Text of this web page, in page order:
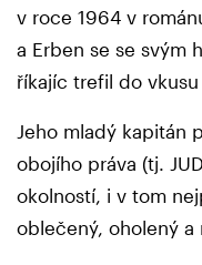
v roce 1964 v
a Erben se se svým
říkajíc trefil do
Jeho mladý kapitán
obojího práva (tj.
okolností, i v tom
oblečený, oholený a